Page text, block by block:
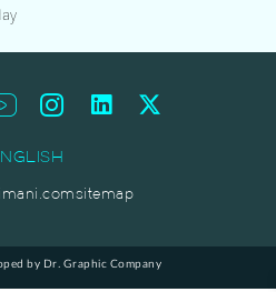
sitemap
by Dr. Graphic Company